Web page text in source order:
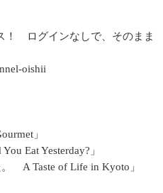
！ ログインなしで、そのまま
oishii
」
Eat Yesterday?」
A Taste of Life in Kyoto」